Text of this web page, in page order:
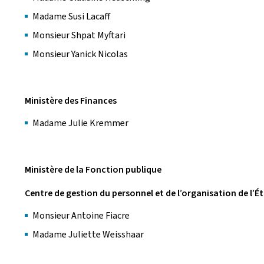
Madame Susi Lacaff
Monsieur Shpat Myftari
Monsieur Yanick Nicolas
Ministère des Finances
Madame Julie Kremmer
Ministère de la Fonction publique
Centre de gestion du personnel et de l’organisation de
Monsieur Antoine Fiacre
Madame Juliette Weisshaar